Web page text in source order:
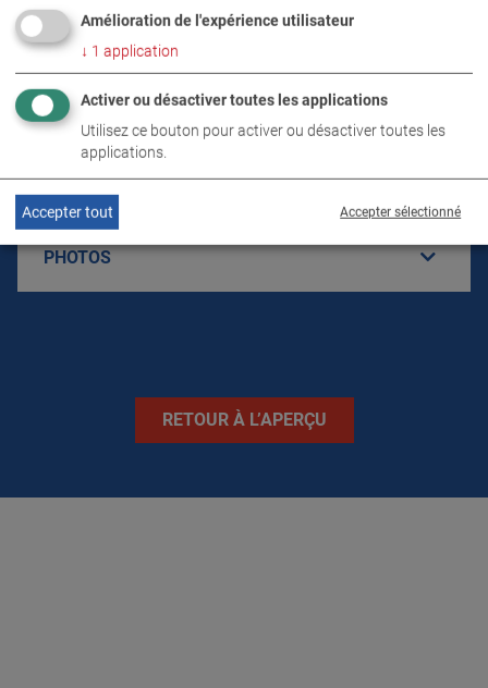
DÉTAILS PRODUIT / CONTENU DE LA
LIVRAISON
TÉLÉCHARGEMENTS
PHOTOS
RETOUR À L’APERÇU
Amélioration de l'expérience utilisateur
↓ 1 application
Activer ou désactiver toutes les applications
Utilisez ce bouton pour activer ou désactiver toutes les
applications.
Accepter sélectionné
Accepter tout